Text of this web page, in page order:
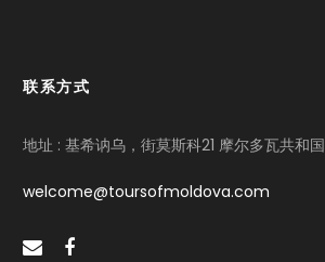
联系方式
地址 : 基希讷乌，街莫斯科21 摩尔多瓦共和国
welcome@toursofmoldova.com